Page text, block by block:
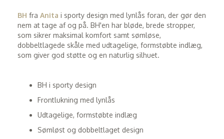
BH fra Anita i sporty design med lynlås foran, der gør den
nem at tage af og på. BH'en har bløde, brede stropper,
som sikrer maksimal komfort samt sømløse,
dobbeltlagede skåle med udtagelige, formstøbte indlæg,
som giver god støtte og en naturlig silhuet.
BH i sporty design
Frontlukning med lynlås
Udtagelige, formstøbte indlæg
Sømløst og dobbeltlaget design